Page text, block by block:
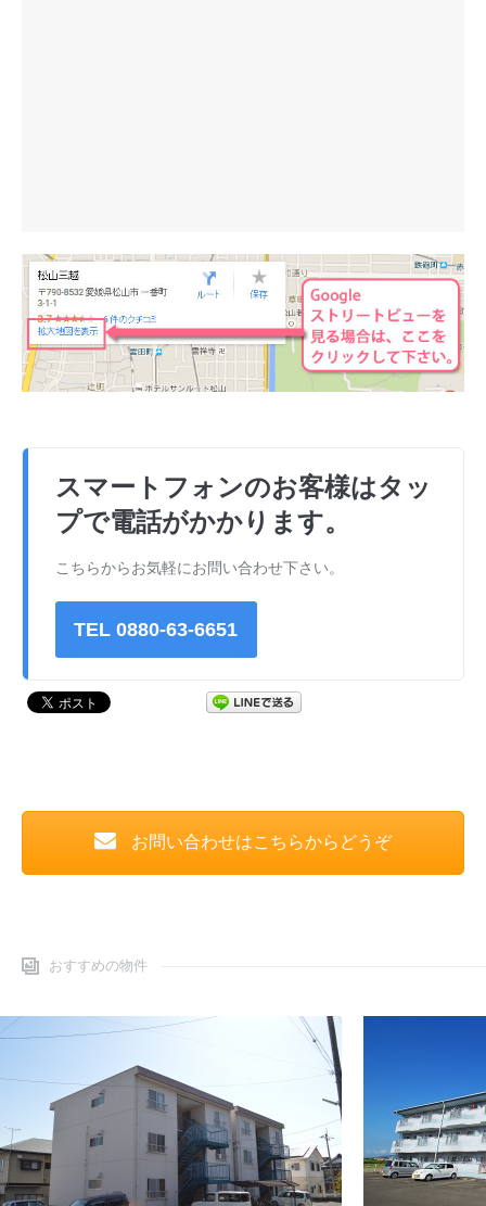
スマートフォンのお客様はタッ
プで電話がかかります。
こちらからお気軽にお問い合わせ下さい。
TEL 0880-63-6651
お問い合わせはこちらからどうぞ
おすすめの物件